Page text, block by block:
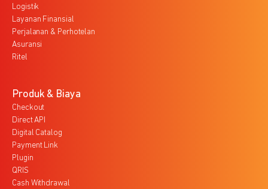
Logistik
Layanan Finansial
Perjalanan & Perhotelan
Asuransi
Ritel
Produk & Biaya
Checkout
Direct API
Digital Catalog
Payment Link
Plugin
QRIS
Cash Withdrawal